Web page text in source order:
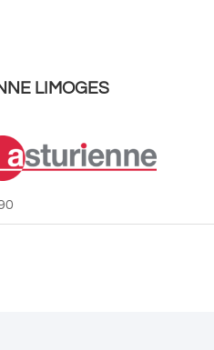
LIMOGES